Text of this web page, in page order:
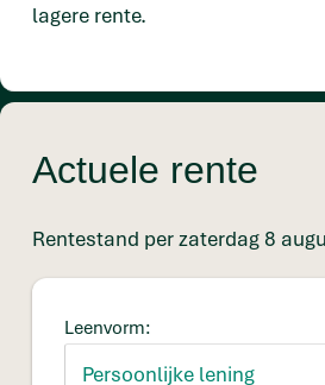
lagere rente.
Actuele rente
Rentestand per zaterdag 8
Leenvorm: